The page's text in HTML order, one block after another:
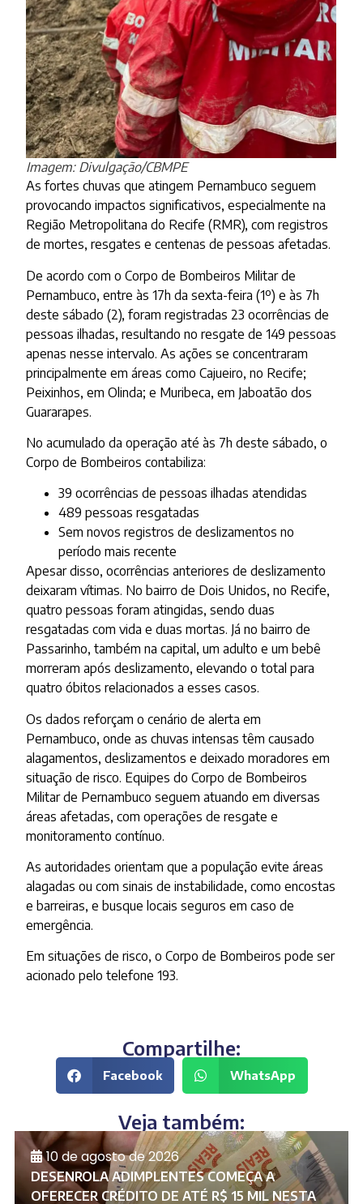
Imagem: Divulgação/CBMPE
As fortes chuvas que atingem Pernambuco seguem
provocando impactos significativos, especialmente na
Região Metropolitana do Recife (RMR), com registros
de mortes, resgates e centenas de pessoas afetadas.
De acordo com o Corpo de Bombeiros Militar de
Pernambuco, entre às 17h da sexta-feira (1º) e às 7h
deste sábado (2), foram registradas 23 ocorrências de
pessoas ilhadas, resultando no resgate de 149 pessoas
apenas nesse intervalo. As ações se concentraram
principalmente em áreas como Cajueiro, no Recife;
Peixinhos, em Olinda; e Muribeca, em Jaboatão dos
Guararapes.
No acumulado da operação até às 7h deste sábado, o
Corpo de Bombeiros contabiliza:
39 ocorrências de pessoas ilhadas atendidas
489 pessoas resgatadas
Sem novos registros de deslizamentos no
período mais recente
Apesar disso, ocorrências anteriores de deslizamento
deixaram vítimas. No bairro de Dois Unidos, no Recife,
quatro pessoas foram atingidas, sendo duas
resgatadas com vida e duas mortas. Já no bairro de
Passarinho, também na capital, um adulto e um bebê
morreram após deslizamento, elevando o total para
quatro óbitos relacionados a esses casos.
Os dados reforçam o cenário de alerta em
Pernambuco, onde as chuvas intensas têm causado
alagamentos, deslizamentos e deixado moradores em
situação de risco. Equipes do Corpo de Bombeiros
Militar de Pernambuco seguem atuando em diversas
áreas afetadas, com operações de resgate e
monitoramento contínuo.
As autoridades orientam que a população evite áreas
alagadas ou com sinais de instabilidade, como encostas
e barreiras, e busque locais seguros em caso de
emergência.
Em situações de risco, o Corpo de Bombeiros pode ser
acionado pelo telefone 193.
Compartilhe:
Facebook WhatsApp
Veja também:
10 de agosto de 2026
DESENROLA ADIMPLENTES COMEÇA A
OFERECER CRÉDITO DE ATÉ R$ 15 MIL NESTA